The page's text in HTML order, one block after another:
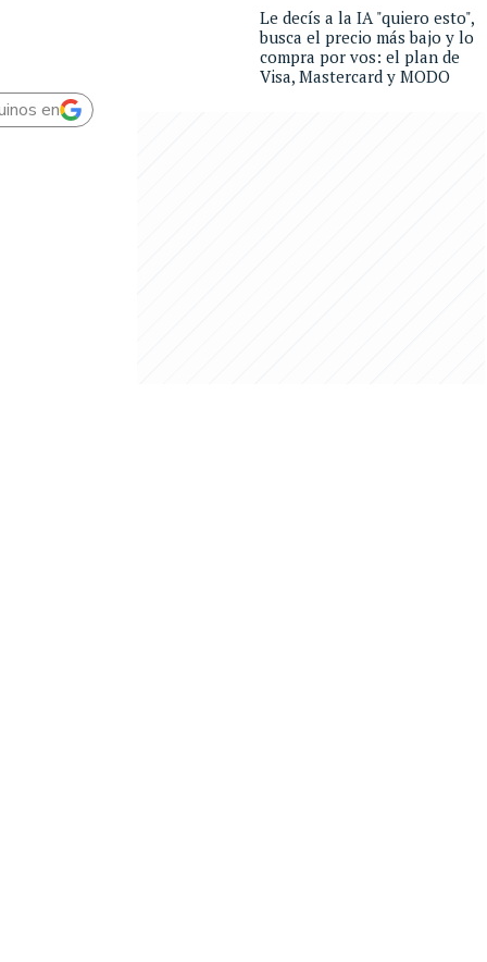
en
Le decís a la IA "quiero esto",
busca el precio más bajo y lo
compra por vos: el plan de
Visa, Mastercard y MODO